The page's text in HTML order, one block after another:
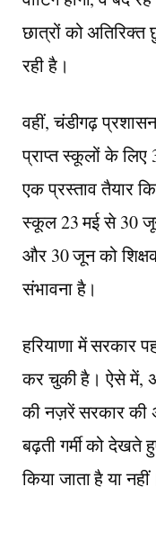
छात्रों को अतिरिक्त
रही है।
वहीं, चंडीगढ़
प्राप्त स्कूलों के लिए
एक प्रस्ताव तैयार
स्कूल 23 मई से 30
और 30 जून को
संभावना है।
हरियाणा में सरकार
कर चुकी है। ऐसे में,
की नज़रें सरकार की
बढ़ती गर्मी को देखते
किया जाता है या